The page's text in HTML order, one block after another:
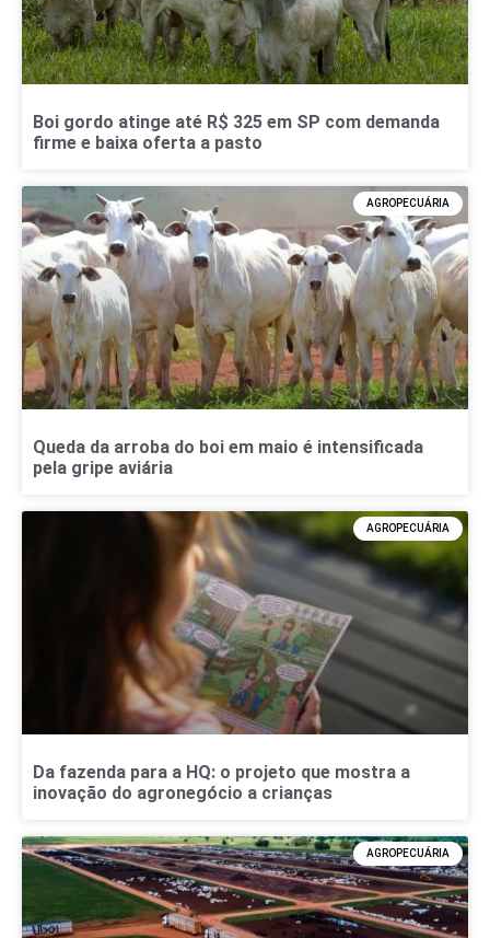
Boi gordo atinge até R$ 325 em SP com demanda
firme e baixa oferta a pasto
AGROPECUÁRIA
Queda da arroba do boi em maio é intensificada
pela gripe aviária
AGROPECUÁRIA
Da fazenda para a HQ: o projeto que mostra a
inovação do agronegócio a crianças
AGROPECUÁRIA